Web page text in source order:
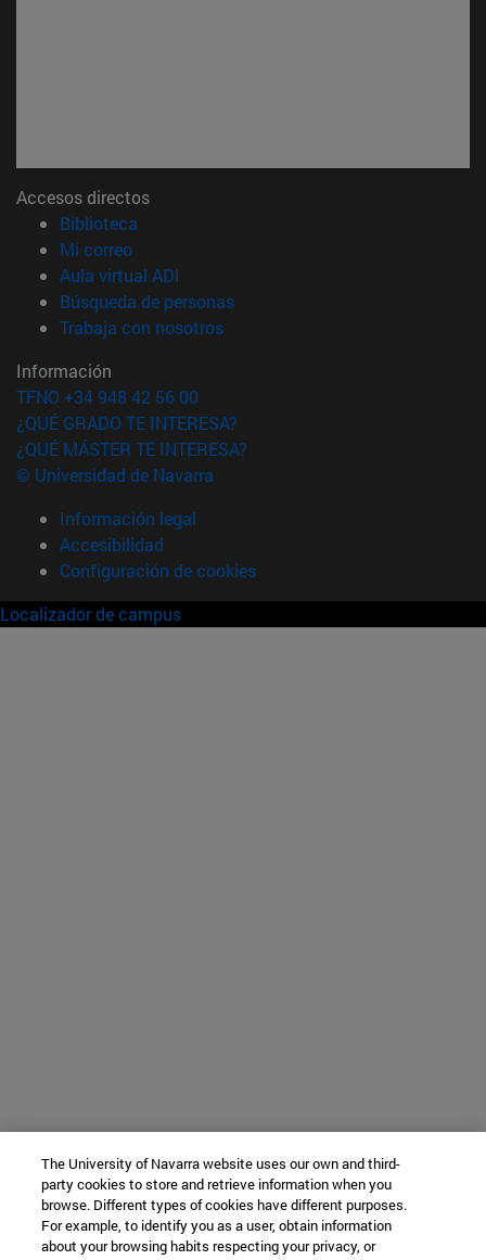
Accesos directos
Biblioteca
Mi correo(abre en nueva ventana)
Aula virtual ADI
Búsqueda de personas(abre en nueva ventana)
Trabaja con nosotros(abre en nueva ventana)
Información
TFNO +34 948 42 56 00
¿QUÉ GRADO TE INTERESA?
¿QUÉ MÁSTER TE INTERESA?
© Universidad de Navarra
Información legal
Accesibilidad
Configuración de cookies
Localizador de campus
The University of Navarra website uses our own and third-
party cookies to store and retrieve information when you
browse. Different types of cookies have different purposes.
For example, to identify you as a user, obtain information
about your browsing habits respecting your privacy, or